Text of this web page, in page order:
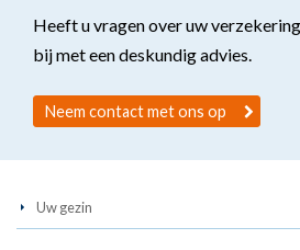
Heeft u vragen over uw
bij met een deskundig advies.
Neem contact met ons op
Uw gezin